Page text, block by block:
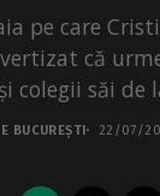
pe care
că
colegii săi de
BUCUREȘTI 22/07/